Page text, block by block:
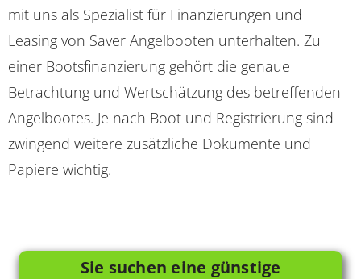
mit uns als Spezialist für Finanzierungen und
Leasing von Saver Angelbooten unterhalten. Zu
einer Bootsfinanzierung gehört die genaue
Betrachtung und Wertschätzung des betreffenden
Angelbootes. Je nach Boot und Registrierung sind
zwingend weitere zusätzliche Dokumente und
Papiere wichtig.
Sie suchen eine günstige